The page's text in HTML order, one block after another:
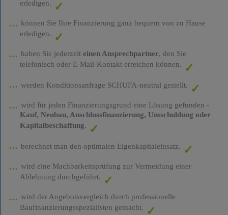
erledigen.
können Sie Ihre Finanzierung ganz bequem von zu Hause
erledigen.
haben Sie jederzeit einen Ansprechpartner, den Sie
telefonisch oder E-Mail-Kontakt erreichen können.
werden Konditionsanfrage SCHUFA-neutral gestellt.
wird für jeden Finanzierungsgrund eine Lösung gefunden -
Kauf, Neubau, Anschlussfinanzierung, Umschuldung oder
Kapitalbeschaffung.
berechnet man den optimalen Eigenkapitaleinsatz.
wird eine Machbarkeitsprüfung zur Vermeidung einer
Ablehnung durchgeführt.
wird der Angebotsvergleich durch professionelle
Baufinanzierungsspezialisten gemacht.